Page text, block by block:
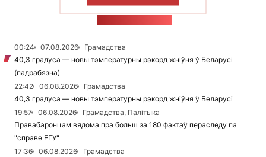
00:24 07.08.2026
Грамадства
40,3 градуса — новы тэмпературны рэкорд жніўня ў Беларусі
(падрабязна)
22:42
06.08.2026
Грамадства
40,3 градуса — новы тэмпературны рэкорд жніўня ў Беларусі
19:57
06.08.2026
Грамадства, Палітыка
Правабаронцам вядома пра больш за 180 фактаў пераследу па
"справе ЕГУ"
17:36
06.08.2026
Грамадства